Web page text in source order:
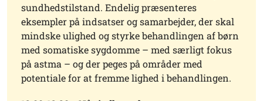
sundhedstilstand. Endelig præsenteres
eksempler på indsatser og samarbejder, der skal
mindske ulighed og styrke behandlingen af børn
med somatiske sygdomme – med særligt fokus
på astma – og der peges på områder med
potentiale for at fremme lighed i behandlingen.